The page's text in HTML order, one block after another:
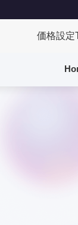
価格設定